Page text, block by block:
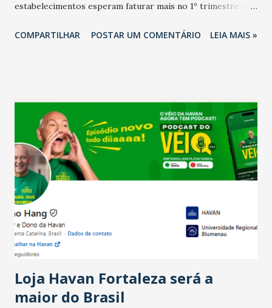
estabelecimentos esperam faturar mais no 1º trimestre de
relação ao último trimestre deste ano, 56% também
confraternizações de fim de ano e pelo pagamento do 13º
Salário para um número maior de trabalhadores, já que o
país tem a menor taxa de desemprego dos anos recentes.
Ainda segundo a Pesquisa, em novembro de 2025, 40% dos
bares e restaurantes operaram com lucro e outros 40%
registraram equilíbrio financeiro. Já o percentual de
estabelecimentos no prejuízo ficou em 19%, pouco abaixo
do observado no mês anterior. Outros 1% não existiam em
novembro. Em relação a outubro, o faturamento também
cresceu. De acordo com a pesquisa, 44% dos n...
COMPARTILHAR POSTAR UM COMENTÁRIO LEIA MAIS »
Loja Havan Fortaleza será a
maior do Brasil